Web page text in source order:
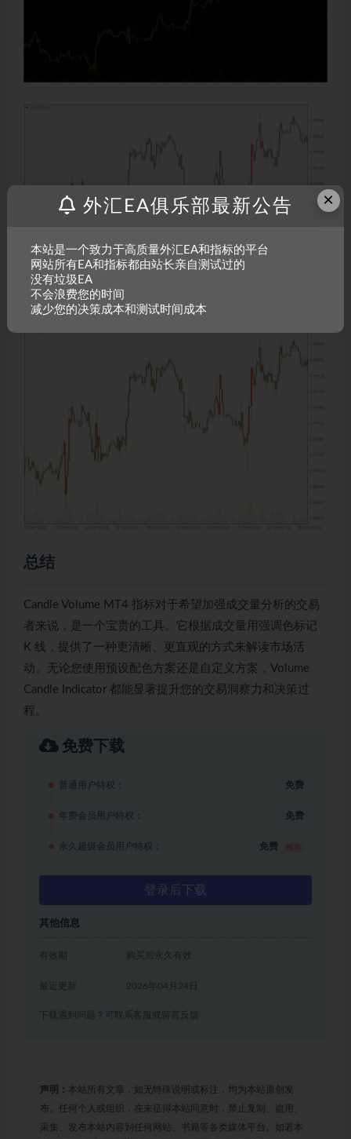
总结
Candle Volume MT4 指标对于希望加强成交量分析的交易
者来说，是一个宝贵的工具。它根据成交量用强调色标记
K 线，提供了一种更清晰、更直观的方式来解读市场活
动。无论您使用预设配色方案还是自定义方案，Volume
Candle Indicator 都能显著提升您的交易洞察力和决策过
程。
免费下载
普通用户特权： 免费
年费会员用户特权： 免费
永久超级会员用户特权： 免费
登录后下载
其他信息
有效期 购买后永久有效
2026年04月24日
下载遇到问题？可联系客服或留言反馈
声明： 本站所有文章，如无特殊说明或标注，均为本站原创发
布。任何个人或组织，在未征得本站同意时，禁止复制、盗用、
采集、发布本站内容到任何网站、书籍等各类媒体平台。如若本
×
外汇EA俱乐部最新公告
本站是一个致力于高质量外汇EA和指标的平台
网站所有EA和指标都由站长亲自测试过的
没有垃圾EA
不会浪费您的时间
减少您的决策成本和测试时间成本